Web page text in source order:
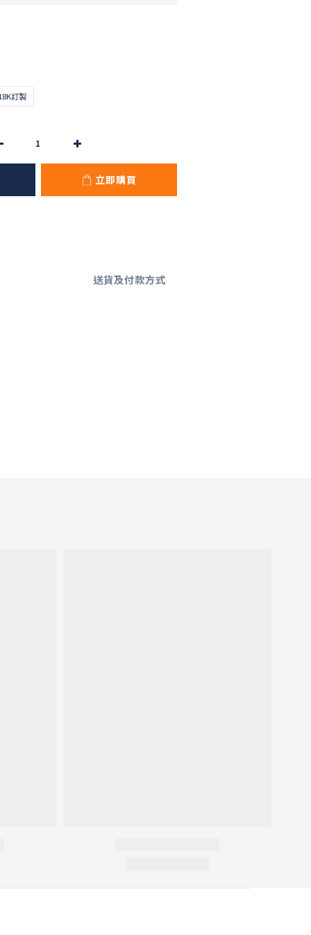
訂製
立即購買
送貨及付款方式